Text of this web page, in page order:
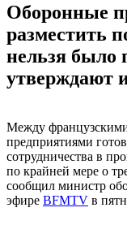
Оборонные
разместить
нельзя было
утверждают
Между
предприятиями
сотрудничества в
по крайней мере о
сообщил министр
эфире BFMTV в